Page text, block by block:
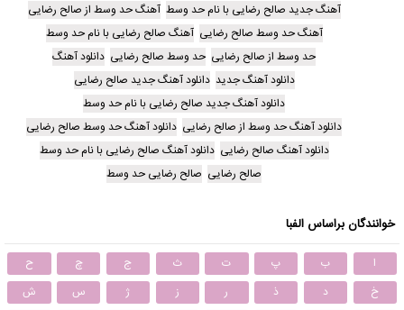
آهنگ جدید صالح رضایی با نام حد وسط آهنگ حد وسط از صالح رضایی
آهنگ حد وسط صالح رضایی آهنگ صالح رضایی با نام حد وسط
حد وسط از صالح رضایی حد وسط صالح رضایی دانلود آهنگ
دانلود آهنگ جدید دانلود آهنگ جدید صالح رضایی
دانلود آهنگ جدید صالح رضایی با نام حد وسط
دانلود آهنگ حد وسط از صالح رضایی دانلود آهنگ حد وسط صالح رضایی
دانلود آهنگ صالح رضایی دانلود آهنگ صالح رضایی با نام حد وسط
صالح رضایی صالح رضایی حد وسط
خوانندگان براساس الفبا
ا ب پ ت ث ج چ
ح
خ
د ذ ر ز ژ س
ش